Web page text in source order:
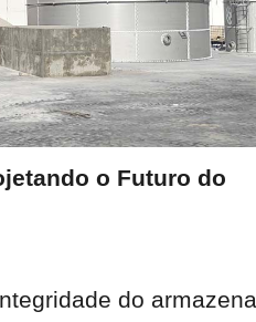
o Futuro do
do